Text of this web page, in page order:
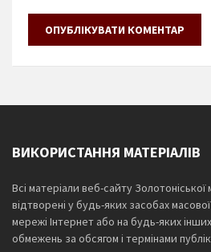
ВИКОРИСТАННЯ МАТЕРІАЛІВ
Всі матеріали веб-сайту
відтворені у будь-яких засобах
мережі Інтернет або на будь-яких
обмежень за обсягом і термінами